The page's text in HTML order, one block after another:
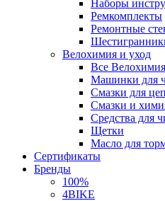
Наборы
Ремкомплекты
Ремонтные
Велохимия и уход
Все
Машинки для
Смазки для
Смазки и
Средства для
Щетки
Масло для
Сертификаты
Бренды
100%
4BIKE